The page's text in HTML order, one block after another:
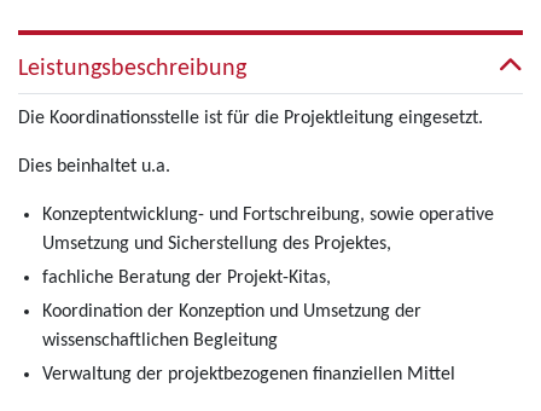
Leistungsbeschreibung
Die Koordinationsstelle ist für die Projektleitung eingesetzt.
Dies beinhaltet u.a.
Konzeptentwicklung- und Fortschreibung, sowie operative
Umsetzung und Sicherstellung des Projektes,
fachliche Beratung der Projekt-Kitas,
Koordination der Konzeption und Umsetzung der
wissenschaftlichen Begleitung
Verwaltung der projektbezogenen finanziellen Mittel